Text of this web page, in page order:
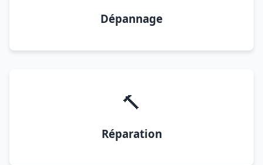
Dépannage
🔨
Réparation